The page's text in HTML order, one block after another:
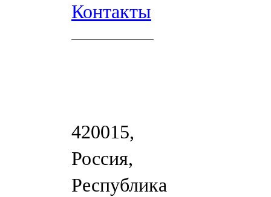
Контакты
420015,
Россия,
Республика